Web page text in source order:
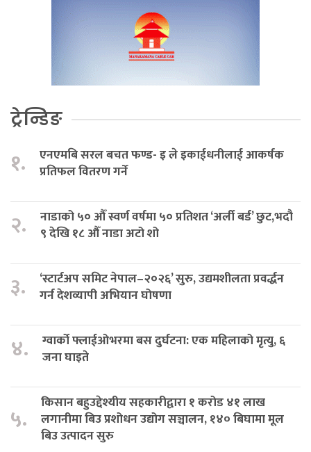
ट्रेन्डिङ
१.
एनएमबि सरल बचत फण्ड- इ ले इकाईधनीलाई आकर्षक
प्रतिफल वितरण गर्ने
२.
नाडाको ५० औँ स्वर्ण वर्षमा ५० प्रतिशत ‘अर्ली बर्ड’ छुट,भदौ
९ देखि १८ औँ नाडा अटो शो
३.
‘स्टार्टअप समिट नेपाल–२०२६’ सुरु, उद्यमशीलता प्रवर्द्धन
गर्न देशव्यापी अभियान घोषणा
४.
ग्वार्को फ्लाईओभरमा बस दुर्घटना: एक महिलाको मृत्यु, ६
जना घाइते
५.
किसान बहुउद्देश्यीय सहकारीद्वारा १ करोड ४१ लाख
लगानीमा बिउ प्रशोधन उद्योग सञ्चालन, १४० बिघामा मूल
बिउ उत्पादन सुरु